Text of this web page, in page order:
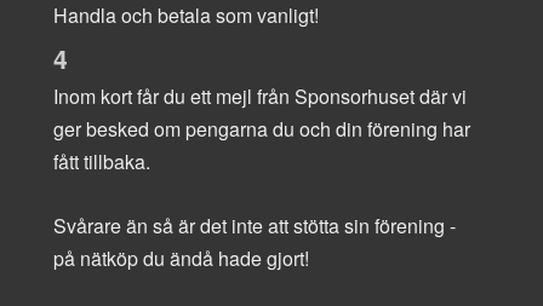
Handla och betala som vanligt!
4
Inom kort får du ett mejl från Sponsorhuset där vi
ger besked om pengarna du och din förening har
fått tillbaka.
Svårare än så är det inte att stötta sin förening -
på nätköp du ändå hade gjort!